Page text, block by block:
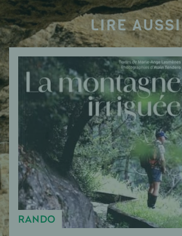
LIRE AUSSI
RANDO